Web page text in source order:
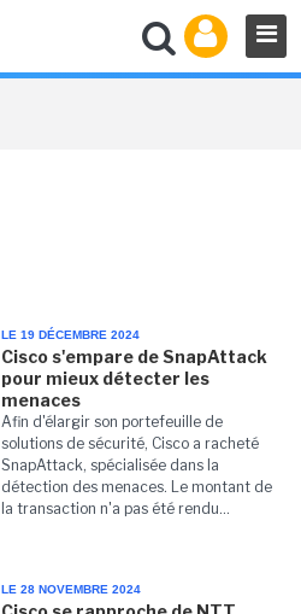
LE 19 DÉCEMBRE 2024
Cisco s'empare de SnapAttack
pour mieux détecter les
menaces
Afin d'élargir son portefeuille de
solutions de sécurité, Cisco a racheté
SnapAttack, spécialisée dans la
détection des menaces. Le montant de
la transaction n'a pas été rendu...
LE 28 NOVEMBRE 2024